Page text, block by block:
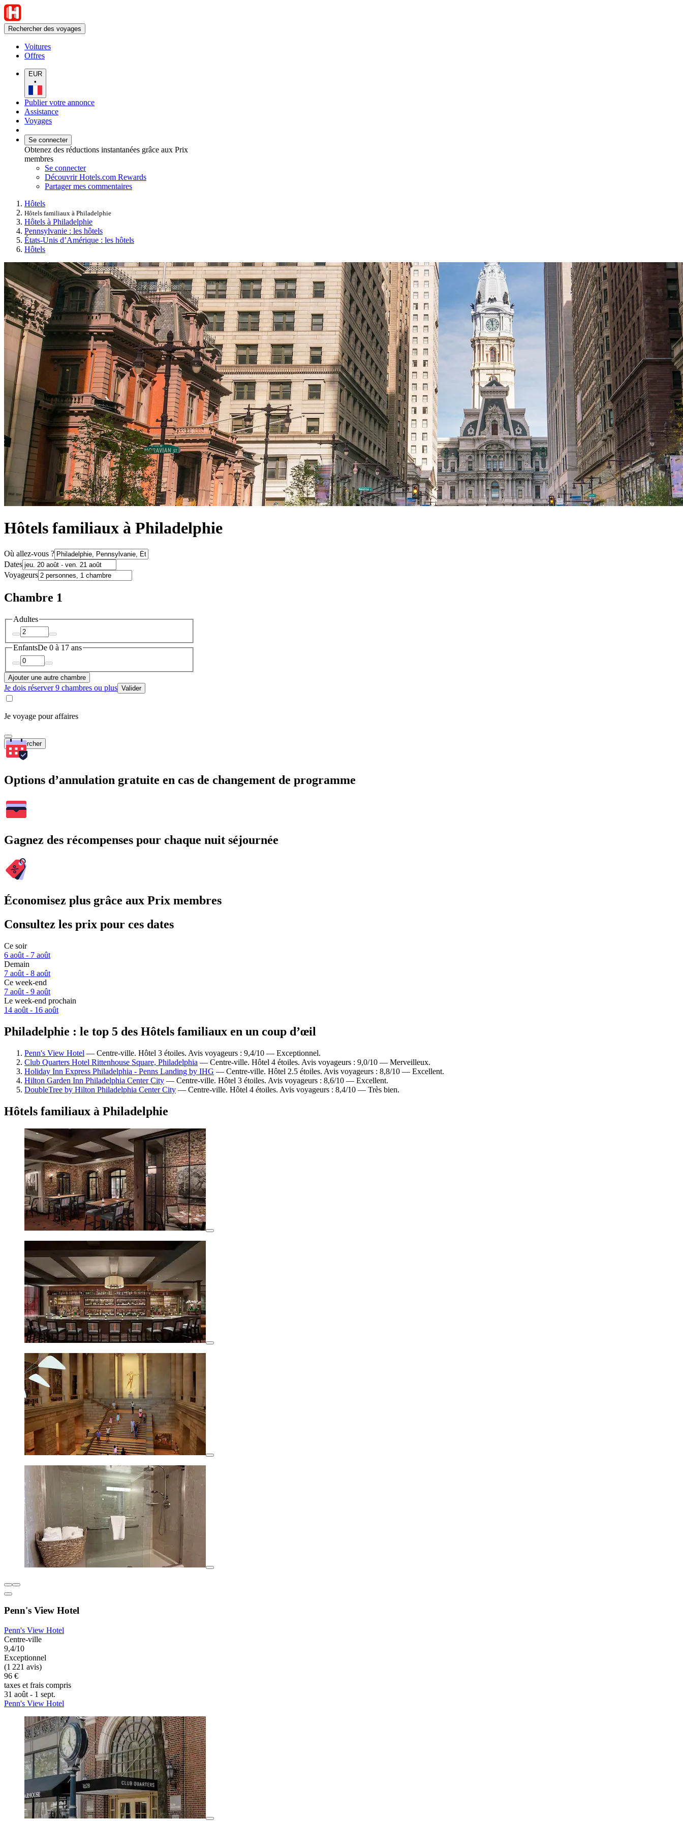
Rechercher des voyages
Voitures
Offres
EUR
•
Publier votre annonce
Assistance
Voyages
Se connecter
Obtenez des réductions instantanées grâce aux Prix
membres
Se connecter
Découvrir Hotels.com Rewards
Partager mes commentaires
Hôtels
Hôtels familiaux à Philadelphie
Hôtels à Philadelphie
Pennsylvanie : les hôtels
États-Unis d’Amérique : les hôtels
Hôtels
Hôtels familiaux à Philadelphie
Où allez-vous ?
Dates
Voyageurs
Chambre 1
Adultes
EnfantsDe 0 à 17 ans
Ajouter une autre chambre
Je dois réserver 9 chambres ou plus Valider
Je voyage pour affaires
Rechercher
Options d’annulation gratuite en cas de changement de programme
Gagnez des récompenses pour chaque nuit séjournée
Économisez plus grâce aux Prix membres
Consultez les prix pour ces dates
Ce soir
6 août - 7 août
Demain
7 août - 8 août
Ce week-end
7 août - 9 août
Le week-end prochain
14 août - 16 août
Philadelphie : le top 5 des Hôtels familiaux en un coup d’œil
Penn's View Hotel — Centre-ville. Hôtel 3 étoiles. Avis voyageurs : 9,4/10 — Exceptionnel.
Club Quarters Hotel Rittenhouse Square, Philadelphia — Centre-ville. Hôtel 4 étoiles. Avis voyageurs : 9,0/10 — Merveilleux.
Holiday Inn Express Philadelphia - Penns Landing by IHG — Centre-ville. Hôtel 2.5 étoiles. Avis voyageurs : 8,8/10 — Excellent.
Hilton Garden Inn Philadelphia Center City — Centre-ville. Hôtel 3 étoiles. Avis voyageurs : 8,6/10 — Excellent.
DoubleTree by Hilton Philadelphia Center City — Centre-ville. Hôtel 4 étoiles. Avis voyageurs : 8,4/10 — Très bien.
Hôtels familiaux à Philadelphie
Penn's View Hotel
Penn's View Hotel
Centre-ville
9,4/10
Exceptionnel
(1 221 avis)
96 €
taxes et frais compris
31 août - 1 sept.
Penn's View Hotel